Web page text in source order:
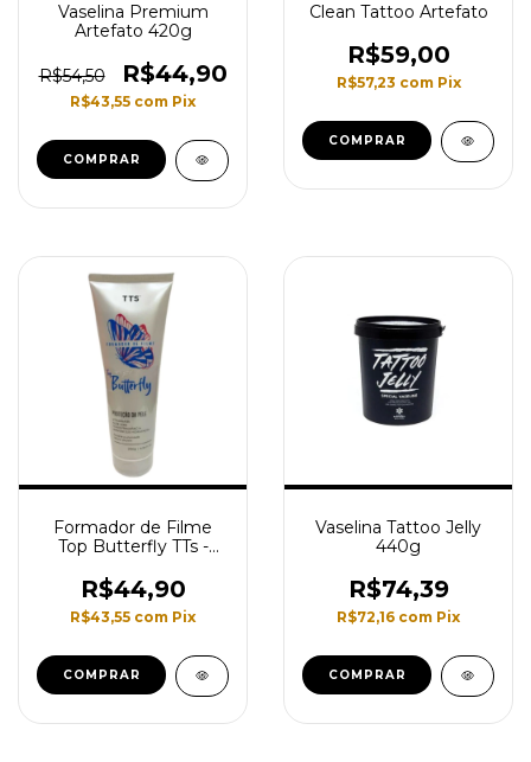
Vaselina Premium
Artefato 420g
R$54,50 R$44,90
R$43,55 com Pix
Clean Tattoo Artefato
R$59,00
R$57,23 com Pix
Formador de Filme
Top Butterfly TTs -
R$44,90
R$43,55 com Pix
Vaselina Tattoo Jelly
440g
R$74,39
R$72,16 com Pix